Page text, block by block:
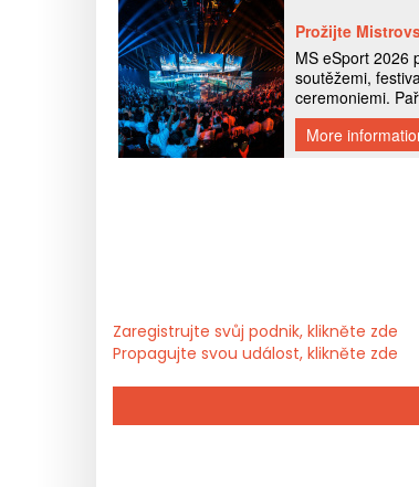
Zaregistrujte svůj podnik, klikněte zde
Propagujte svou událost, klikněte zde